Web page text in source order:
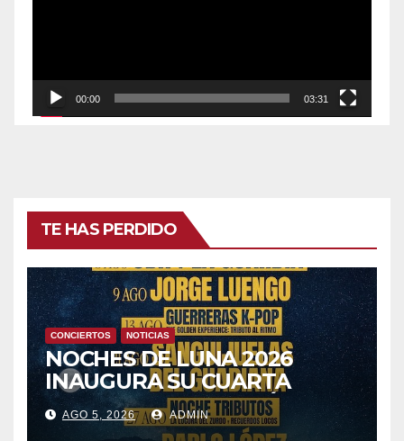
00:00 03:31
TE HAS PERDIDO
CONCIERTOS NOTICIAS
NOCHES DE LUNA 2026
INAUGURA SU CUARTA
TEMPORADA ESTE SÁBADO
8 CON OBK Y LA GUARDIA
AGO 5, 2026 ADMIN